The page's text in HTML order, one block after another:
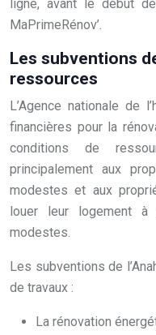
ligne, avant le début
MaPrimeRénov’.
Les subventions
ressources
L’Agence nationale de
financières pour la
conditions de
principalement aux
modestes et aux
louer leur logement à
modestes.
Les subventions de
de travaux :
La rénovation